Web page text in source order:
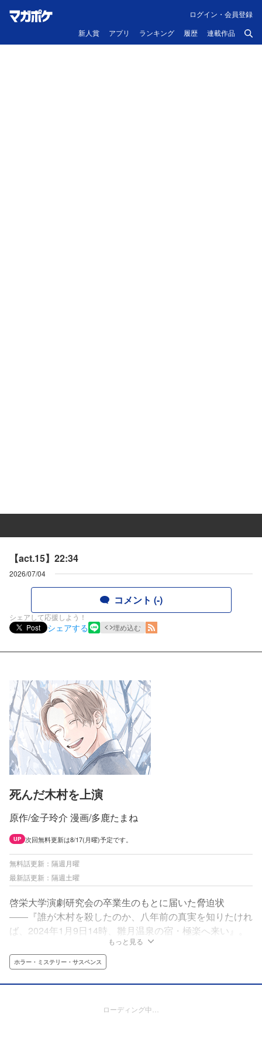
新人賞 アプリ ランキング 履歴 連載作品
ログイン・会員登録
【act.15】22:34
2026/07/04
コメント (-)
シェアして応援しよう！
Post
シェアする 埋め込む
死んだ木村を上演
原作/金子玲介 漫画/多鹿たまね
UP 次回無料更新は8/17(月曜)予定です。
無料話更新：隔週月曜
最新話更新：隔週土曜
啓栄大学演劇研究会の卒業生のもとに届いた脅迫状
――『誰が木村を殺したのか、八年前の真実を知りたけれ
ば、2024年1月9日14時、雛月温泉の宿・極楽へ来い』。
集められたのは、庭田・咲本・羽鳥・井波の四人。木村が
死んだ夜、劇研4年だった四人には、それぞれ秘密にして
いることがあった――。
もっと見る
ホラー・ミステリー・サスペンス
ローディング中…